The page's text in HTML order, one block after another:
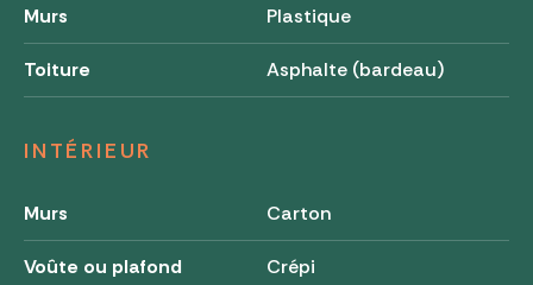
Murs Plastique
Toiture Asphalte (bardeau)
INTÉRIEUR
Murs Carton
Voûte ou plafond Crépi